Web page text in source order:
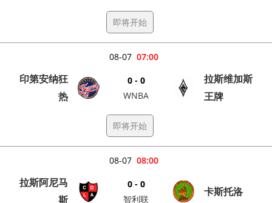
即将开始
07:00
08-07
印第安纳狂
热
0 - 0
WNBA
拉斯维加斯
王牌
即将开始
08:00
08-07
拉斯阿尼马
斯
0 - 0
智利联
卡斯托洛